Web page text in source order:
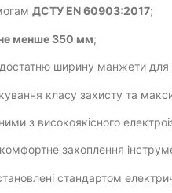
ДСТУ EN 60903:2017;
менше 350 мм;
ширину манжети для
класу захисту та
з високоякісного
захоплення
стандартом